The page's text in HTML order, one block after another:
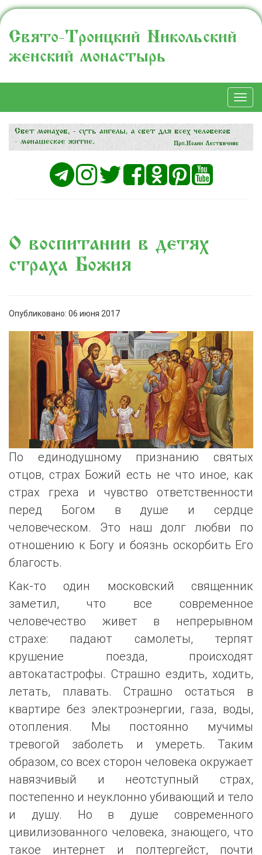
Свято-Троицкий Никольский
женский монастырь
О воспитании в детях
страха Божия
Опубликовано: 06 июня 2017
По единодушному признанию святых
отцов, страх Божий есть не что иное, как
страх греха и чувство ответственности
перед Богом в душе и сердце
человеческом. Это наш долг любви по
отношению к Богу и боязнь оскорбить Его
благость.
Как-то один московский священник
заметил, что все современное
человечество живет в непрерывном
страхе: падают самолеты, терпят
крушение поезда, происходят
автокатастрофы. Страшно ездить, ходить,
летать, плавать. Страшно остаться в
квартире без электроэнергии, газа, воды,
отопления. Мы постоянно мучимы
тревогой заболеть и умереть. Таким
образом, со всех сторон человека окружает
навязчивый и неотступный страх,
постепенно и неуклонно убивающий и тело
и душу. Но в душе современного
цивилизованного человека, знающего, что
такое интернет и полтергейст, почти